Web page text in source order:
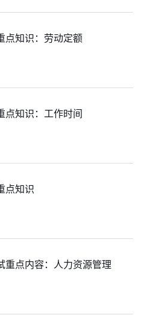
点知识：劳动定额
点知识：工作时间
点知识
点内容：人力资源管理